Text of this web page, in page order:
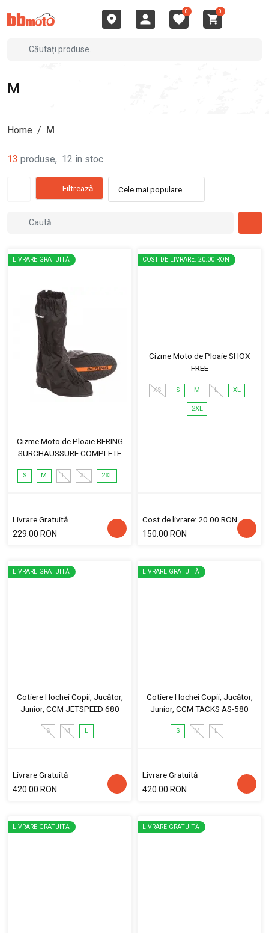
0 0
M
Home / M
13 produse, 12 în stoc
Filtrează Cele mai populare
LIVRARE GRATUITĂ
Cizme Moto de Ploaie BERING
SURCHAUSSURE COMPLETE
S M L XL 2XL
Livrare Gratuită
229.00 RON
COST DE LIVRARE: 20.00 RON
Cizme Moto de Ploaie SHOX
FREE
XS S M L XL
2XL
Cost de livrare: 20.00 RON
150.00 RON
LIVRARE GRATUITĂ
Cotiere Hochei Copii, Jucător,
Junior, CCM JETSPEED 680
S M L
Livrare Gratuită
420.00 RON
LIVRARE GRATUITĂ
Cotiere Hochei Copii, Jucător,
Junior, CCM TACKS AS-580
S M L
Livrare Gratuită
420.00 RON
LIVRARE GRATUITĂ LIVRARE GRATUITĂ